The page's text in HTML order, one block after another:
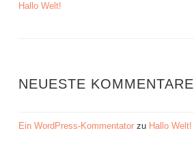
Hallo Welt!
NEUESTE KOMMENTARE
Ein WordPress-Kommentator zu Hallo Welt!